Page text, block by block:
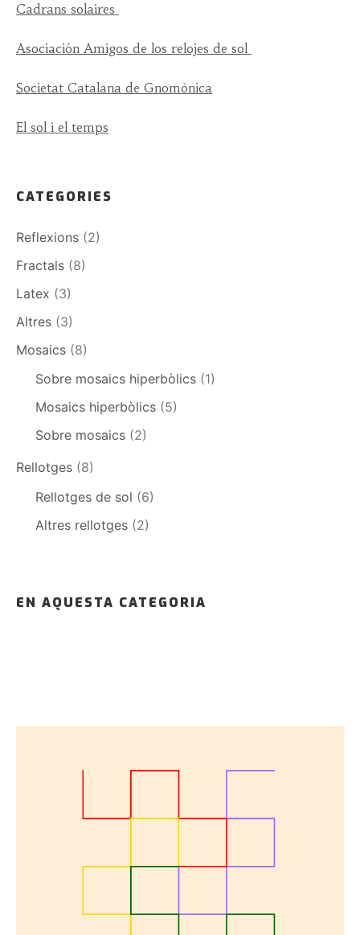
Cadrans solaires
Asociación Amigos de los relojes de sol
Societat Catalana de Gnomònica
El sol i el temps
CATEGORIES
Reflexions (2)
Fractals (8)
Latex (3)
Altres (3)
Mosaics (8)
Sobre mosaics hiperbòlics (1)
Mosaics hiperbòlics (5)
Sobre mosaics (2)
Rellotges (8)
Rellotges de sol (6)
Altres rellotges (2)
EN AQUESTA CATEGORIA